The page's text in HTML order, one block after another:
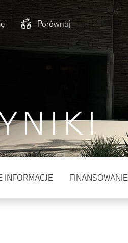
Porównaj
INFORMACJE FINANSOWANIE